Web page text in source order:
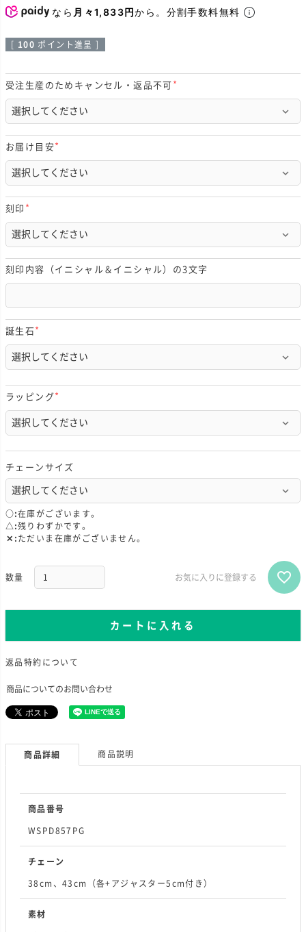
なら 月々1,833円から。分割手数料無料
100 ポイント進呈 ]
受注生産のためキャンセル・返品不可
)
お届け目安
必
須
)
刻印
必
須
)
刻印内容（イニシャル＆イニシャル）の3文字
誕生石
須
)
ラッピング
必
須
)
チェーンサイズ
○ 在庫がございます。
△ 残りわずかです。
✕
ただいま在庫がございません。
お気に入りに登録する
カートに入れる
返品特約について
商品についてのお問い合わせ
商品詳細 商品説明
商品番号
WSPD857PG
チェーン
38cm、43cm（各+アジャスター5cm付き）
素材